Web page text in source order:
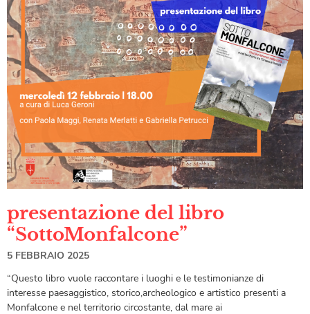
presentazione del libro
“SottoMonfalcone”
5 FEBBRAIO 2025
“Questo libro vuole raccontare i luoghi e le testimonianze di
interesse paesaggistico, storico,archeologico e artistico presenti a
Monfalcone e nel territorio circostante, dal mare ai